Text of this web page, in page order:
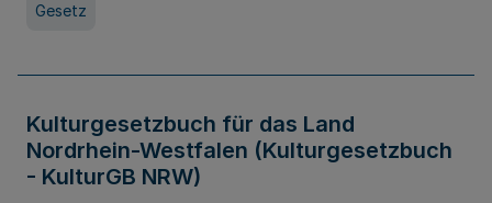
Gesetz
Kulturgesetzbuch für das Land
Nordrhein-Westfalen (Kulturgesetzbuch
- KulturGB NRW)